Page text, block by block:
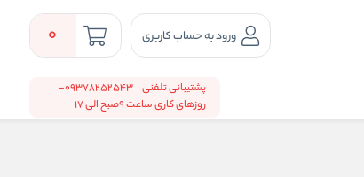
ورود به حساب کاربری 0
پشتیبانی تلفنی
09378252543-
روزهای کاری ساعت 9صبح الی 17